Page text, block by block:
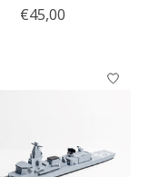
€45,00